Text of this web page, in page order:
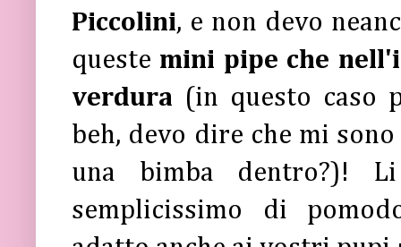
Piccolini, e non devo
queste mini pipe che
verdura (in questo caso
beh, devo dire che mi
una bimba dentro?)!
semplicissimo di